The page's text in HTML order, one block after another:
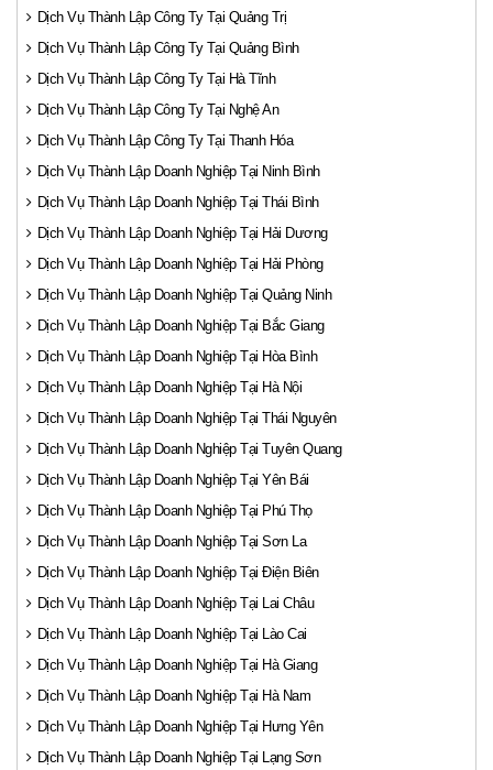
Dịch Vụ Thành Lập Công Ty Tại Quảng Trị
Dịch Vụ Thành Lập Công Ty Tại Quảng Bình
Dịch Vụ Thành Lập Công Ty Tại Hà Tĩnh
Dịch Vụ Thành Lập Công Ty Tại Nghệ An
Dịch Vụ Thành Lập Công Ty Tại Thanh Hóa
Dịch Vụ Thành Lập Doanh Nghiệp Tại Ninh Bình
Dịch Vụ Thành Lập Doanh Nghiệp Tại Thái Bình
Dịch Vụ Thành Lập Doanh Nghiệp Tại Hải Dương
Dịch Vụ Thành Lập Doanh Nghiệp Tại Hải Phòng
Dịch Vụ Thành Lập Doanh Nghiệp Tại Quảng Ninh
Dịch Vụ Thành Lập Doanh Nghiệp Tại Bắc Giang
Dịch Vụ Thành Lập Doanh Nghiệp Tại Hòa Bình
Dịch Vụ Thành Lập Doanh Nghiệp Tại Hà Nội
Dịch Vụ Thành Lập Doanh Nghiệp Tại Thái Nguyên
Dịch Vụ Thành Lập Doanh Nghiệp Tại Tuyên Quang
Dịch Vụ Thành Lập Doanh Nghiệp Tại Yên Bái
Dịch Vụ Thành Lập Doanh Nghiệp Tại Phú Thọ
Dịch Vụ Thành Lập Doanh Nghiệp Tại Sơn La
Dịch Vụ Thành Lập Doanh Nghiệp Tại Điện Biên
Dịch Vụ Thành Lập Doanh Nghiệp Tại Lai Châu
Dịch Vụ Thành Lập Doanh Nghiệp Tại Lào Cai
Dịch Vụ Thành Lập Doanh Nghiệp Tại Hà Giang
Dịch Vụ Thành Lập Doanh Nghiệp Tại Hà Nam
Dịch Vụ Thành Lập Doanh Nghiệp Tại Hưng Yên
Dịch Vụ Thành Lập Doanh Nghiệp Tại Lạng Sơn